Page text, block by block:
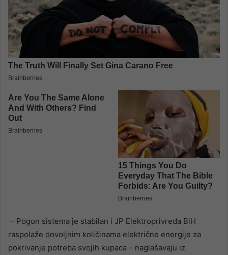
– Pogon sistema je stabilan i JP Elektroprivreda BiH
raspolaže dovoljnim količinama električne energije za
pokrivanje potreba svojih kupaca – naglašavaju iz